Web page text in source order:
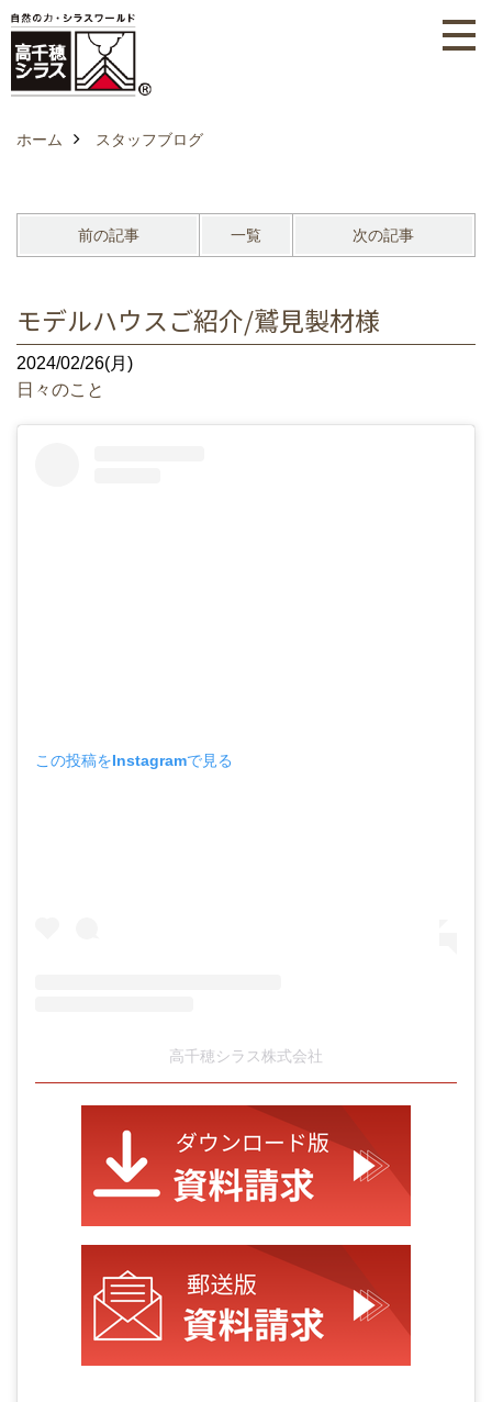
ホーム スタッフブログ
前の記事 一覧 次の記事
モデルハウスご紹介/鷲見製材様
2024/02/26(月)
日々のこと
この投稿をInstagramで見る
高千穂シラス株式会社